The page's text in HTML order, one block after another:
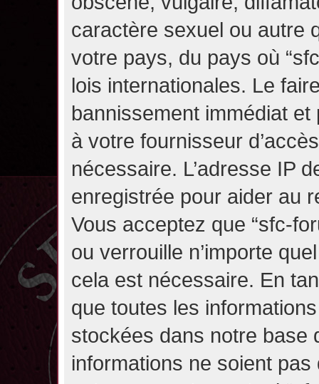
caractère sexuel ou autre
votre pays, du pays où
lois internationales. Le
bannissement immédiat
à votre fournisseur
nécessaire. L’adresse IP
enregistrée pour aider au
Vous acceptez que “sfc-
ou verrouille n’importe
cela est nécessaire. En
que toutes les
stockées dans notre base
informations ne soient